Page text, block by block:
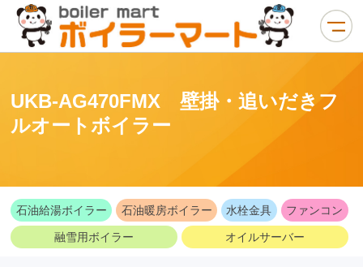
UKB-AG470FMX 壁掛・追いだきフ
ルオートボイラー
石油給湯ボイラー 石油暖房ボイラー 水栓金具 ファンコン
融雪用ボイラー オイルサーバー